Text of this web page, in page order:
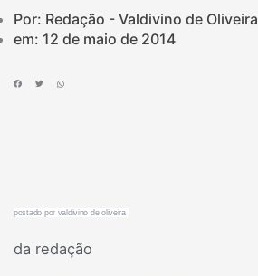
Por: Redação - Valdivino de Oliveira
em: 12 de maio de 2014
postado por valdivino de oliveira
da redação